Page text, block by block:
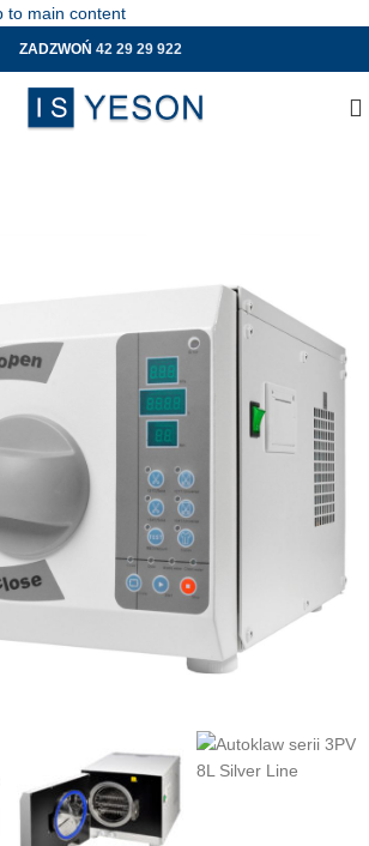
to main content
ZADZWOŃ 42 29 29 922